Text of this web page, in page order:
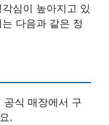
심이 높아지고 있
다음과 같은 정
공식 매장에서 구
.